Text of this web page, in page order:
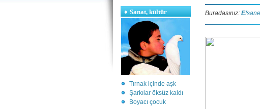
♦ Sanat, kültür
Tırnak içinde aşk
Şarkılar öksüz kaldı
Boyacı çocuk
Buradasınız: E